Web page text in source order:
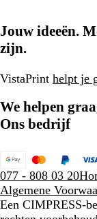
Jouw ideeën.
zijn.
VistaPrint helpt je
We helpen
Ons bedrijf
077 - 808 03 20
Algemene
Een CIMPRESS-